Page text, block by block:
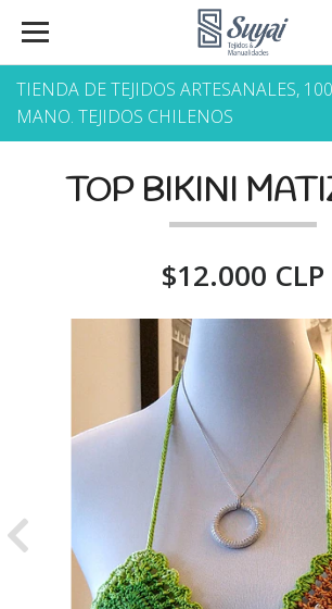
TIENDA DE TEJIDOS ARTESANALES,
MANO. TEJIDOS CHILENOS
TOP BIKINI
$12.000 CLP
Previous